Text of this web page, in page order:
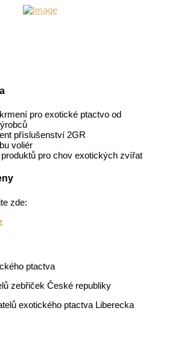
pro exotické ptactvo od
příslušenství 2GR
voliér
pro chov exotických zvířat
zde:
ptactva
zebřiček České republiky
exotického ptactva Liberecka